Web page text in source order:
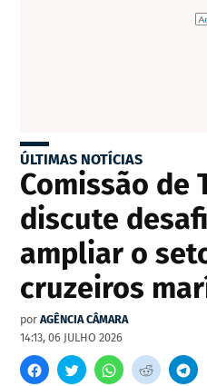
ÚLTIMAS NOTÍCIAS
Comissão de
discute
ampliar o
cruzeiros
por AGÊNCIA CÂMARA
14:13, 06 JULHO 2026